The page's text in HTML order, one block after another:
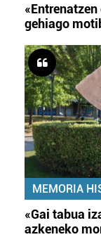
gehiago
MEMORIA
«Gai tabua
azkeneko